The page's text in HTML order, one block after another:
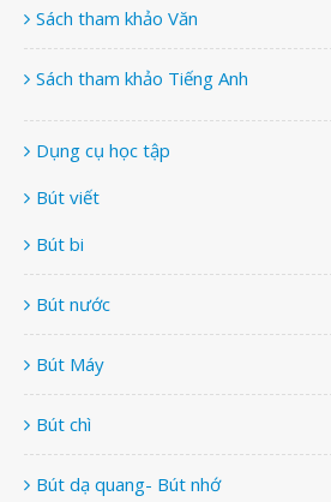
Sách tham khảo Văn
Sách tham khảo Tiếng Anh
Dụng cụ học tập
Bút viết
Bút bi
Bút nước
Bút Máy
Bút chì
Bút dạ quang- Bút nhớ